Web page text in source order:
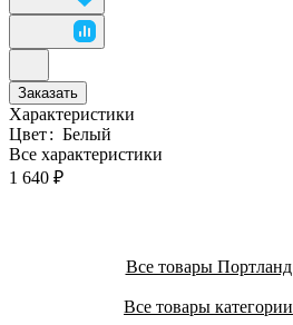
Заказать
Характеристики
Цвет: Белый
Все характеристики
1 640 ₽
Все товары Портланд
Все товары категории